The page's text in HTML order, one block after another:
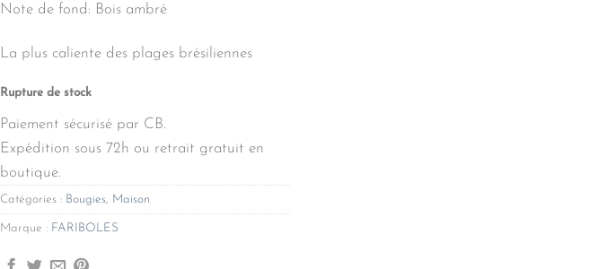
Note de fond: Bois ambré
La plus caliente des plages brésiliennes
Rupture de stock
Paiement sécurisé par CB.
Expédition sous 72h ou retrait gratuit en
boutique.
Catégories : Bougies, Maison
Marque : FARIBOLES